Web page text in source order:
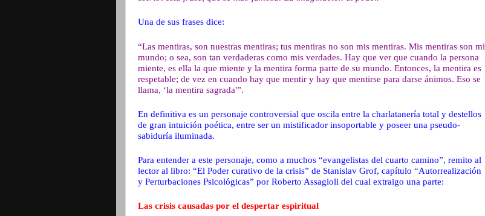
Una de sus frases dice:
“Las mentiras, son nuestras mentiras; tus mentiras no son mis mentiras. Mis mentiras son mi
mundo; o sea, son tan verdaderas como mis verdades. Hay que ver que cuando la persona
miente, es ella la que miente y la mentira forma parte de su mundo. Entonces, la mentira es
respetable; de vez en cuando hay que mentir y hay que mentirse para darse ánimos. Eso se
llama, ‘la mentira sagrada'”.
En definitiva es un personaje controversial que oscila entre la charlatanería total y destellos
de gran intuición poética, entre ser un mistificador insoportable y poseer una pseudo-
sabiduría iluminada.
Para entender a este personaje, como a muchos “evangelistas del cuarto camino”, remito al
lector al libro: “El Poder curativo de la crisis” de Stanislav Grof, capítulo “Autorrealización
y Perturbaciones Psicológicas” por Roberto Assagioli del cual extraigo una parte:
Las crisis causadas por el despertar espiritual